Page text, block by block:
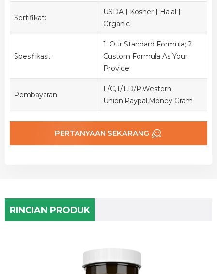
Sertifikat:
USDA | Kosher | Halal |
Organic
Spesifikasi.:
1. Our Standard Formula; 2.
Custom Formula As Your
Provide
Pembayaran:
L/C,T/T,D/P,Western
Union,Paypal,Money Gram
PERTANYAAN SEKARANG
RINCIAN PRODUK